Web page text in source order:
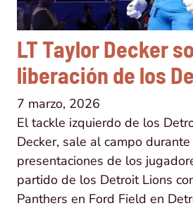
LT Taylor Decker
liberación de los
7 marzo, 2026
El tackle izquierdo de los
Decker, sale al campo
presentaciones de los
partido de los Detroit Lions
Panthers en Ford Field en